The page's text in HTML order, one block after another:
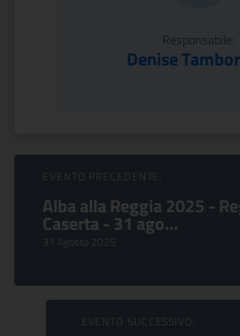
Responsabile:
Denise
Sfoglia Eventi
EVENTO PRECEDENTE:
Alba alla Reggia 2025 -
Caserta - 31 ago...
31 Agosto 2025
EVENTO SUCCESSIVO: